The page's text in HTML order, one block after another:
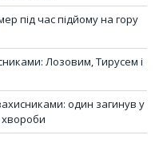
під час підйому на гору
Лозовим, Тирусем і
один загинув у